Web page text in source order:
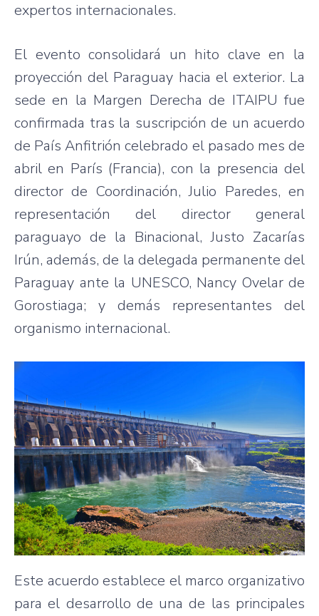
expertos internacionales.
El evento consolidará un hito clave en la
proyección del Paraguay hacia el exterior. La
sede en la Margen Derecha de ITAIPU fue
confirmada tras la suscripción de un acuerdo
de País Anfitrión celebrado el pasado mes de
abril en París (Francia), con la presencia del
director de Coordinación, Julio Paredes, en
representación del director general
paraguayo de la Binacional, Justo Zacarías
Irún, además, de la delegada permanente del
Paraguay ante la UNESCO, Nancy Ovelar de
Gorostiaga; y demás representantes del
organismo internacional.
Este acuerdo establece el marco organizativo
para el desarrollo de una de las principales